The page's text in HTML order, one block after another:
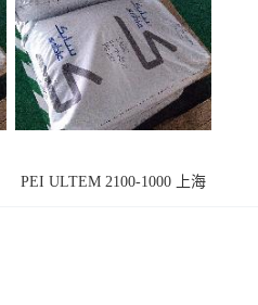
PEI ULTEM 2100-1000 上海